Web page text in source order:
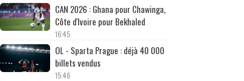
CAN 2026 : Ghana pour Chawinga,
Côte d'Ivoire pour Bekhaled
16:45
OL - Sparta Prague : déjà 40 000
billets vendus
15:46